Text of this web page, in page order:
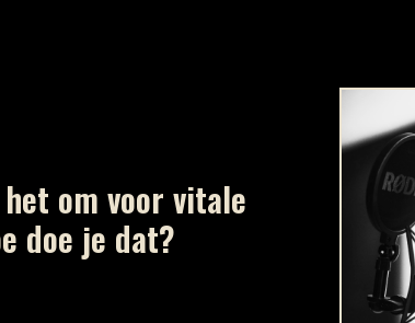
om voor vitale
doe je dat?